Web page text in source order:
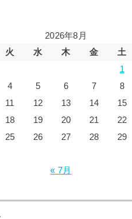
2026年8月
火 水 木 金 土
1
4 5 6 7 8
11 12 13 14 15
18 19 20 21 22
25 26 27 28 29
« 7月